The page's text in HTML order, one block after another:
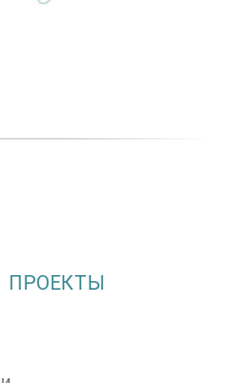
ПРОЕКТЫ